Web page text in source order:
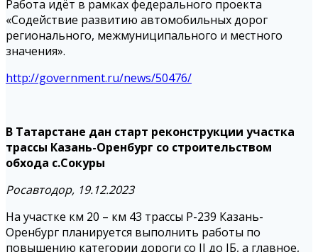
Работа идёт в рамках федерального проекта
«Содействие развитию автомобильных дорог
регионального, межмуниципального и местного
значения».
http://government.ru/news/50476/
В Татарстане дан старт реконструкции участка
трассы Казань-Оренбург со строительством
обхода с.Сокуры
Росавтодор, 19.12.2023
На участке км 20 – км 43 трассы Р-239 Казань-
Оренбург планируется выполнить работы по
повышению категории дороги со II до IБ, а главное,